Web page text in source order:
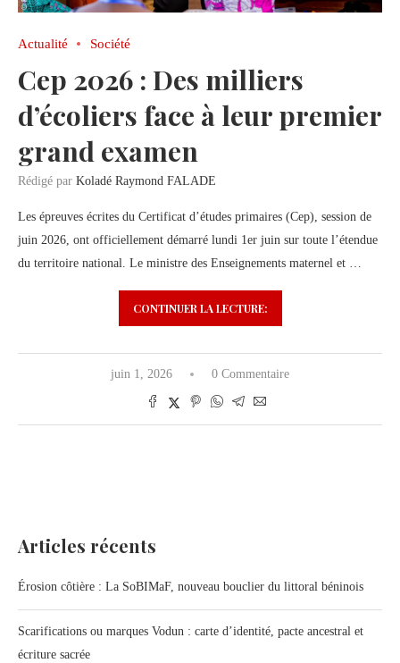
Actualité Société
Cep 2026 : Des milliers
d’écoliers face à leur premier
grand examen
Rédigé par Koladé Raymond FALADE
Les épreuves écrites du Certificat d’études primaires (Cep), session de
juin 2026, ont officiellement démarré lundi 1er juin sur toute l’étendue
du territoire national. Le ministre des Enseignements maternel et …
CONTINUER LA LECTURE:
juin 1, 2026 0 Commentaire
Articles récents
Érosion côtière : La SoBIMaF, nouveau bouclier du littoral béninois
Scarifications ou marques Vodun : carte d’identité, pacte ancestral et
écriture sacrée